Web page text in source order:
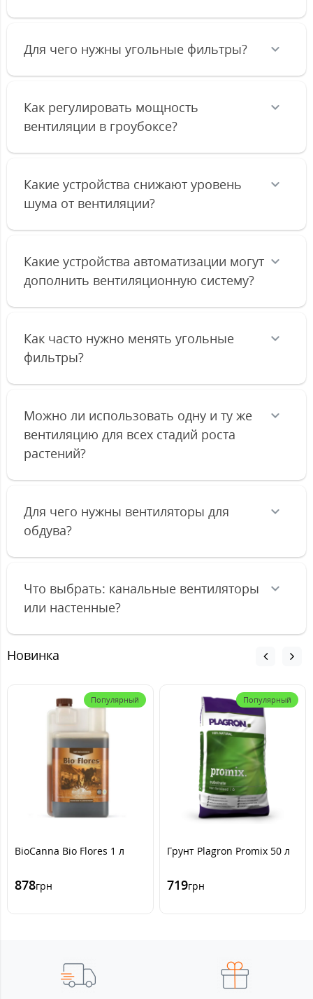
Для чего нужны угольные фильтры?
Как регулировать мощность
вентиляции в гроубоксе?
Какие устройства снижают уровень
шума от вентиляции?
Какие устройства автоматизации могут
дополнить вентиляционную систему?
Как часто нужно менять угольные
фильтры?
Можно ли использовать одну и ту же
вентиляцию для всех стадий роста
растений?
Для чего нужны вентиляторы для
обдува?
Что выбрать: канальные вентиляторы
или настенные?
Новинка
Популярный
BioCanna Bio Flores 1 л
878грн
Популярный
Грунт Plagron Promix 50 л
719грн